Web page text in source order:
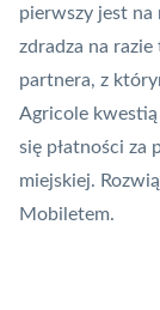
pierwszy jest na
zdradza na
partnera, z
Agricole kwestią
się płatności za
miejskiej.
Mobiletem.